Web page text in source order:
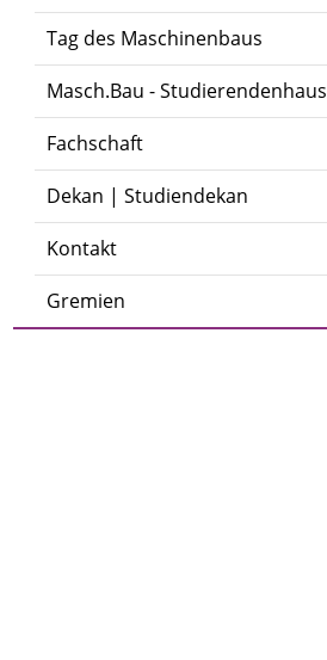
Tag des Maschinenbaus
Masch.Bau - Studierendenhaus
Fachschaft
Dekan | Studiendekan
Kontakt
Gremien